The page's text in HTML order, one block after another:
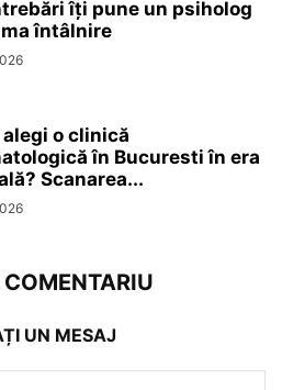
îți pune un psiholog
întâlnire
o clinică
în Bucuresti în era
Scanarea...
UN MESAJ